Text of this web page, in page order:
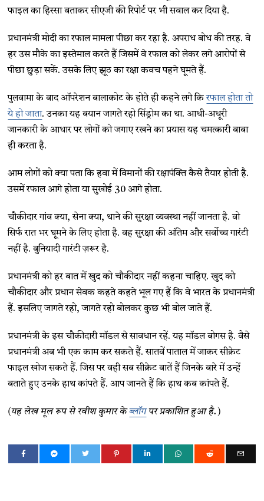
फाइल का हिस्सा बताकर सीएजी की रिपोर्ट पर भी सवाल कर दिया है.
प्रधानमंत्री मोदी का रफाल मामला पीछा कर रहा है. अपराध बोध की तरह. वे
हर उस मौके का इस्तेमाल करते हैं जिसमें वे रफाल को लेकर लगे आरोपों से
पीछा छुड़ा सकें. उसके लिए झूठ का रक्षा कवच पहने घूमते हैं.
पुलवामा के बाद ऑपरेशन बालाकोट के होते ही कहने लगे किरफाल होता तो
ये हो जाता. उनका यह बयान जागते रहो सिंड्रोम का था. आधी-अधूरी
जानकारी के आधार पर लोगों को जगाए रखने का प्रयास यह चमत्कारी बाबा
ही करता है.
आम लोगों को क्या पता कि हवा में विमानों की रक्षापंक्ति कैसे तैयार होती है.
उसमें रफाल आगे होता या सुखोई 30 आगे होता.
चौकीदार गांव क्या, सेना क्या, थाने की सुरक्षा व्यवस्था नहीं जानता है. वो
सिर्फ रात भर घूमने के लिए होता है. वह सुरक्षा की अंतिम और सर्वोच्च गारंटी
नहीं है. बुनियादी गारंटी ज़रूर है.
प्रधानमंत्री को हर बात में खुद को चौकीदार नहीं कहना चाहिए. खुद को
चौकीदार और प्रधान सेवक कहते कहते भूल गए हैं कि वे भारत के प्रधानमंत्री
हैं. इसलिए जागते रहो, जागते रहो बोलकर कुछ भी बोल जाते हैं.
प्रधानमंत्री के इस चौकीदारी मॉडल से सावधान रहें. यह मॉडल बोगस है. वैसे
प्रधानमंत्री अब भी एक काम कर सकते हैं. सातवें पाताल में जाकर सीक्रेट
फाइल खोज सकते हैं. जिस पर वही सब सीक्रेट बातें हैं जिनके बारे में उन्हें
बताते हुए उनके हाथ कांपते हैं. आप जानते हैं कि हाथ कब कांपते हैं.
(यह लेख मूल रूप से रवीश कुमार केब्लॉगपर प्रकाशित हुआ है.)